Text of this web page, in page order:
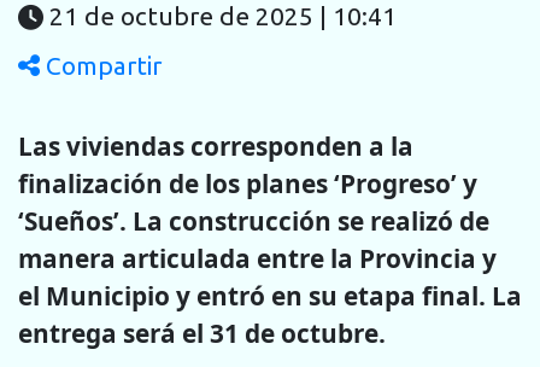
21 de octubre de 2025 | 10:41
Compartir
Las viviendas corresponden a la
finalización de los planes ‘Progreso’ y
‘Sueños’. La construcción se realizó de
manera articulada entre la Provincia y
el Municipio y entró en su etapa final. La
entrega será el 31 de octubre.